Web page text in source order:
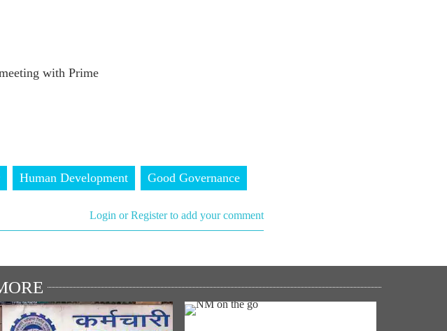
with Prime
Human Development Good Governance
Login or Register to add your comment